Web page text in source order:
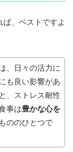
、ベストですよ
、日々の活力に
も良い影響があ
、ストレス耐性
事は豊かな心を
ののひとつで